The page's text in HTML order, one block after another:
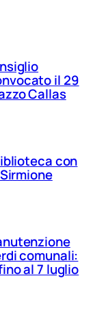
il 29
Callas
con
comunali:
al 7 luglio